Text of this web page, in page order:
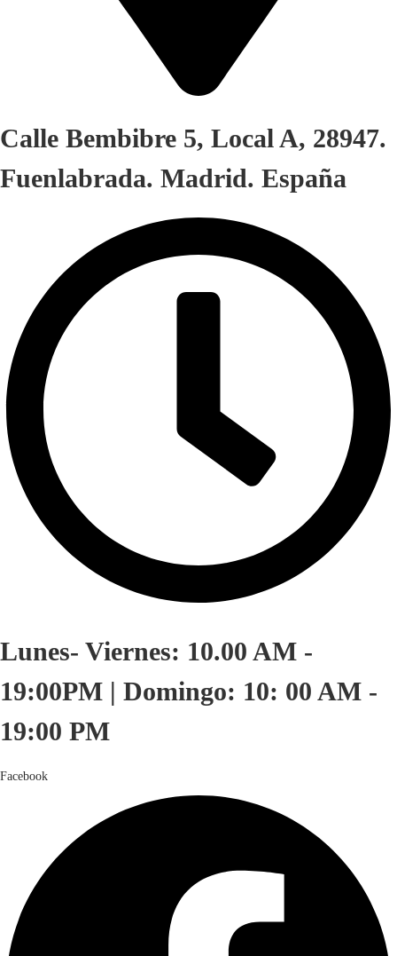
Calle Bembibre 5, Local A, 28947.
Fuenlabrada. Madrid. España
Lunes- Viernes: 10.00 AM -
19:00PM | Domingo: 10: 00 AM -
19:00 PM
Facebook